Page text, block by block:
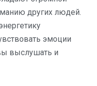
других людей.
эмоции
выслушать и